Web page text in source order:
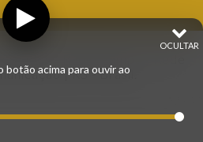
- Rádio Pampa - Rede
| RS - Brasil.
OCULTAR
botão acima para ouvir ao